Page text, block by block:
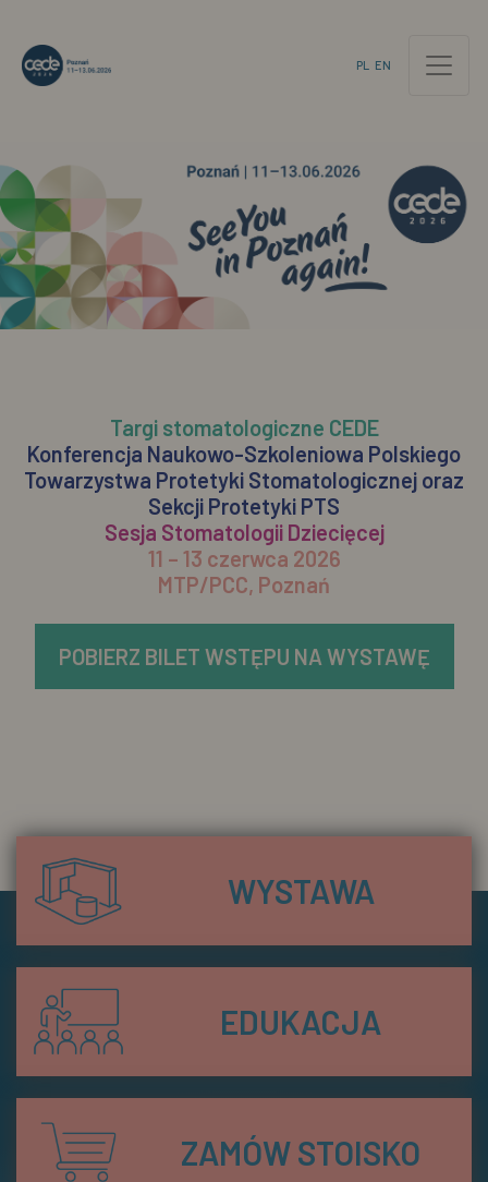
PL EN
Targi stomatologiczne CEDE
Konferencja Naukowo-Szkoleniowa Polskiego
Towarzystwa Protetyki Stomatologicznej oraz
Sekcji Protetyki PTS
Sesja Stomatologii Dziecięcej
11 – 13 czerwca 2026
MTP/PCC, Poznań
POBIERZ BILET WSTĘPU NA WYSTAWĘ
WYSTAWA
EDUKACJA
ZAMÓW STOISKO